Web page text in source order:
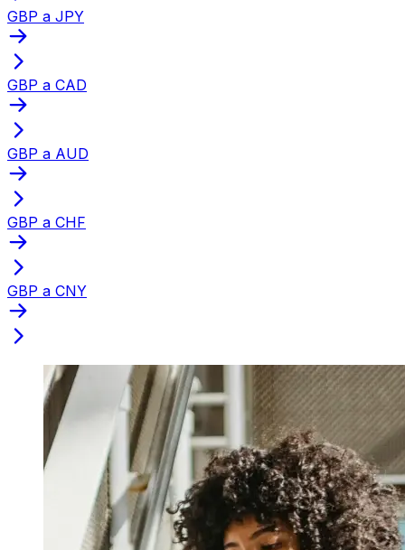
GBP a JPY
GBP a CAD
GBP a AUD
GBP a CHF
GBP a CNY